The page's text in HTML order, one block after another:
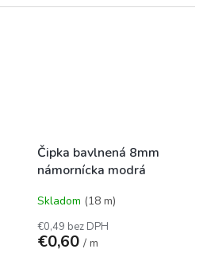
Čipka bavlnená 8mm
námornícka modrá
Skladom (18 m)
€0,49 bez DPH
€0,60 / m